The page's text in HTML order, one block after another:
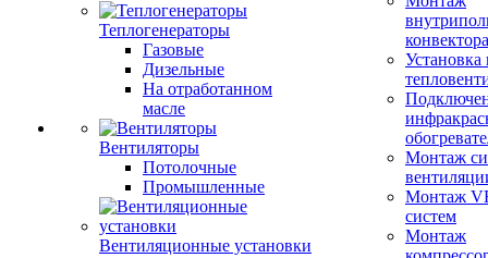
Теплогенераторы
Газовые
Дизельные
На отработанном
масле
Вентиляторы
Потолочные
Промышленные
Вентиляционные установки
конвектора
Установка
Монтаж
Монтаж
систем
Монтаж